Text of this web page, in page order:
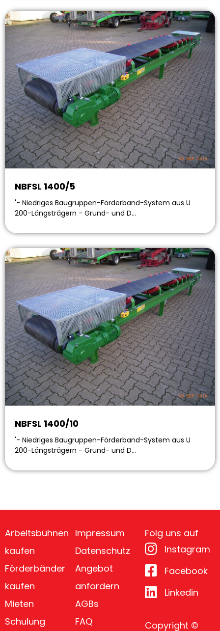
NBFSL 1400/5
'- Niedriges Baugruppen-Förderband-System aus U
200-Längsträgern - Grund- und D…
NBFSL 1400/10
'- Niedriges Baugruppen-Förderband-System aus U
200-Längsträgern - Grund- und D…
Arbeitsbühnen
kaufen
Förderbänder
kaufen
Mieten
Schulung
Impressum
Datenschutz
Angebot
anfordern
AGBs
FAQ
Folg uns auf
Instagram
Facebook
Linkedin
Copyright ©